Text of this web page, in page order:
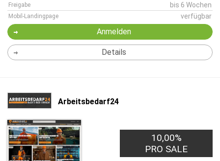
Freigabe bis 6 Wochen
Mobil-Landingpage verfügbar
Anmelden
Details
Arbeitsbedarf24
10,00%
PRO SALE